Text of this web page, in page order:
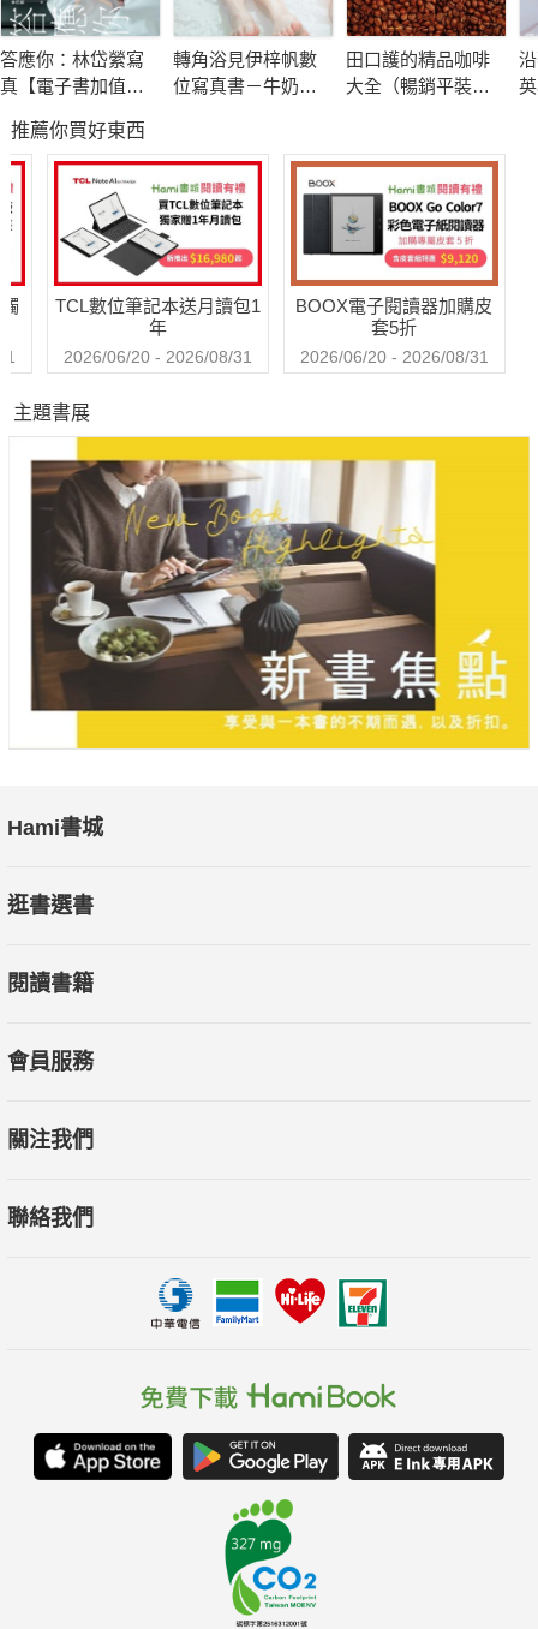
答應你：林岱縈寫
真【電子書加值
轉角浴見伊梓帆數
位寫真書－牛奶裸
田口護的精品咖啡
大全（暢銷平裝
推薦你買好東西
TCL數位筆記本送月讀包1
年
2026/06/20 - 2026/08/31
BOOX電子閱讀器加購皮
套5折
2026/06/20 - 2026/08/31
主題書展
Hami書城
逛書選書
閱讀書籍
會員服務
關注我們
聯絡我們